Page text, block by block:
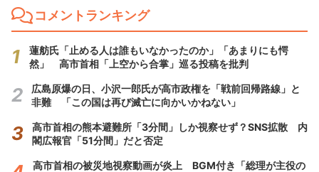
コメントランキング
蓮舫氏「止める人は誰もいなかったのか」「あまりにも愕
然」 高市首相「上空から合掌」巡る投稿を批判
広島原爆の日、小沢一郎氏が高市政権を「戦前回帰路線」と
非難 「この国は再び滅亡に向かいかねない」
高市首相の熊本避難所「3分間」しか視察せず？SNS拡散 内
閣広報官「51分間」だと否定
高市首相の被災地視察動画が炎上 BGM付き「総理が主役の